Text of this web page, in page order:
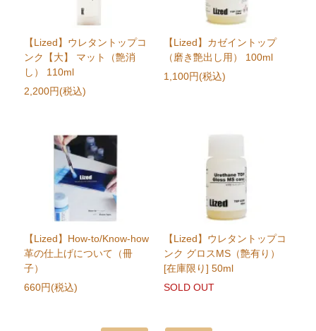
【Lized】ウレタントップコ
ンク【大】 マット（艶消
し） 110ml
2,200円(税込)
【Lized】カゼイントップ
（磨き艶出し用） 100ml
1,100円(税込)
【Lized】How-to/Know-how
革の仕上げについて（冊
子）
660円(税込)
【Lized】ウレタントップコ
ンク グロスMS（艶有り）
[在庫限り] 50ml
SOLD OUT